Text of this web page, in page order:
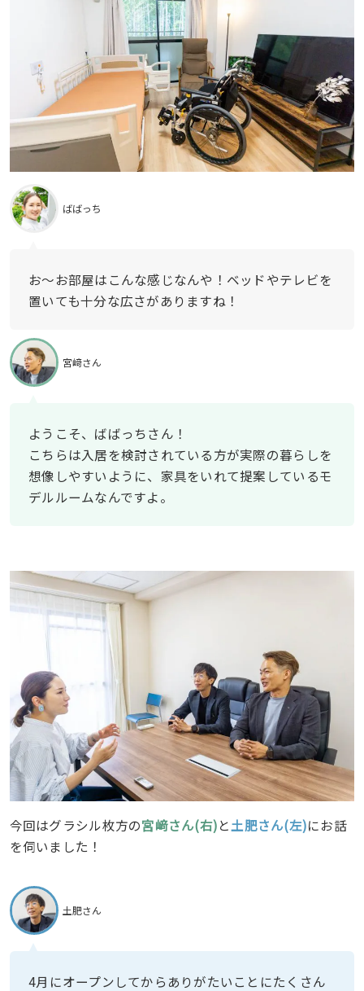
ばばっち
お〜お部屋はこんな感じなんや！ベッドやテレビを
置いても十分な広さがありますね！
宮﨑さん
ようこそ、ばばっちさん！
こちらは入居を検討されている方が実際の暮らしを
想像しやすいように、家具をいれて提案しているモ
デルルームなんですよ。
今回はグラシル枚方の宮﨑さん(右)と土肥さん(左)にお話
を伺いました！
土肥さん
4月にオープンしてからありがたいことにたくさん